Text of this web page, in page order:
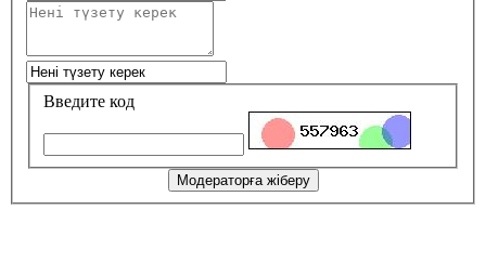
Введите код
Модераторға жіберу